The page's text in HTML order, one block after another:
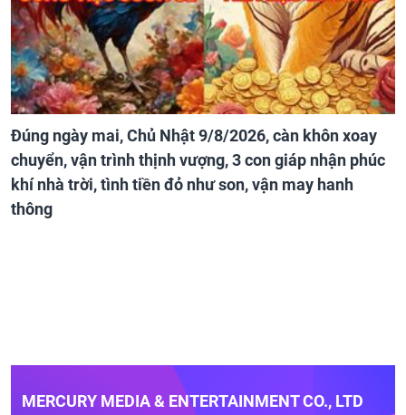
Đúng ngày mai, Chủ Nhật 9/8/2026, càn khôn xoay
chuyển, vận trình thịnh vượng, 3 con giáp nhận phúc
khí nhà trời, tình tiền đỏ như son, vận may hanh
thông
MERCURY MEDIA & ENTERTAINMENT CO., LTD